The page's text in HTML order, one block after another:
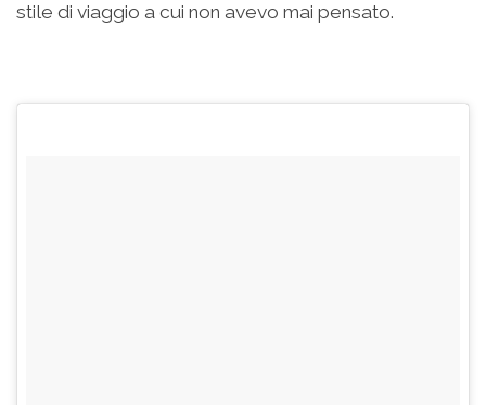
stile di viaggio a cui non avevo mai pensato.